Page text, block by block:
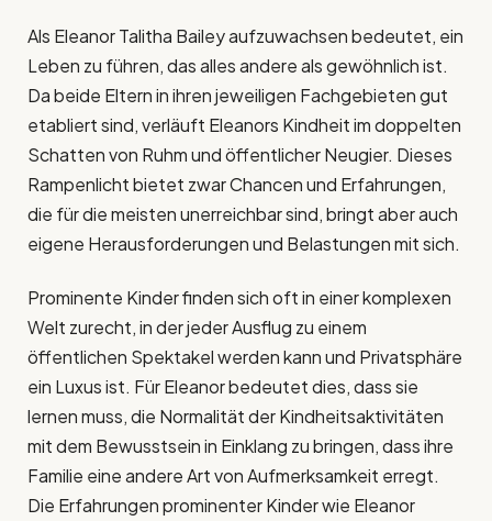
Als Eleanor Talitha Bailey aufzuwachsen bedeutet, ein
Leben zu führen, das alles andere als gewöhnlich ist.
Da beide Eltern in ihren jeweiligen Fachgebieten gut
etabliert sind, verläuft Eleanors Kindheit im doppelten
Schatten von Ruhm und öffentlicher Neugier. Dieses
Rampenlicht bietet zwar Chancen und Erfahrungen,
die für die meisten unerreichbar sind, bringt aber auch
eigene Herausforderungen und Belastungen mit sich.
Prominente Kinder finden sich oft in einer komplexen
Welt zurecht, in der jeder Ausflug zu einem
öffentlichen Spektakel werden kann und Privatsphäre
ein Luxus ist. Für Eleanor bedeutet dies, dass sie
lernen muss, die Normalität der Kindheitsaktivitäten
mit dem Bewusstsein in Einklang zu bringen, dass ihre
Familie eine andere Art von Aufmerksamkeit erregt.
Die Erfahrungen prominenter Kinder wie Eleanor